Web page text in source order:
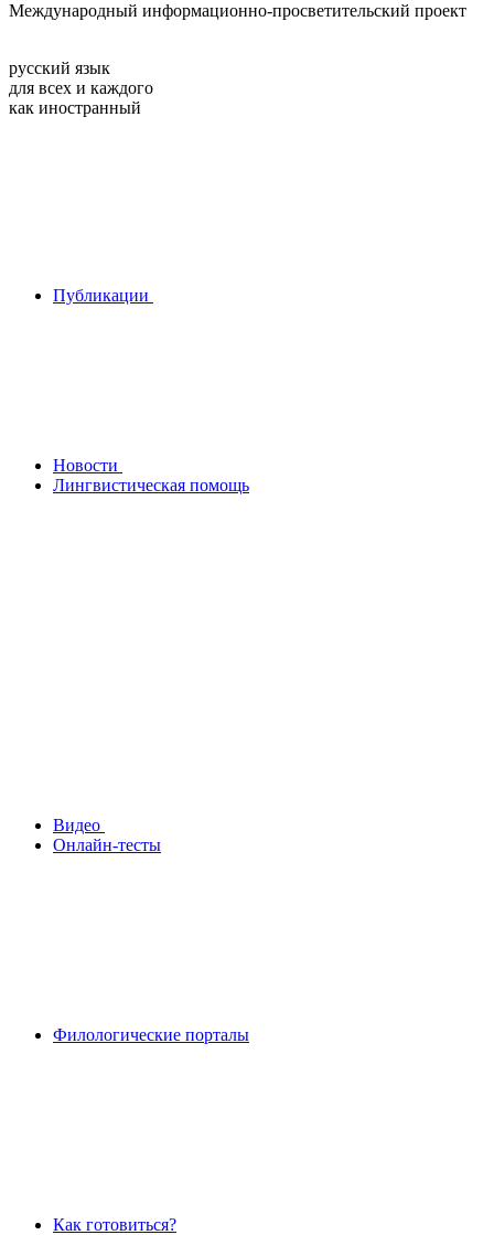
Международный информационно-просветительский проект
русский язык
для всех и каждого
как иностранный
Публикации
Новости
Лингвистическая помощь
Видео
Онлайн-тесты
Филологические порталы
Как готовиться?